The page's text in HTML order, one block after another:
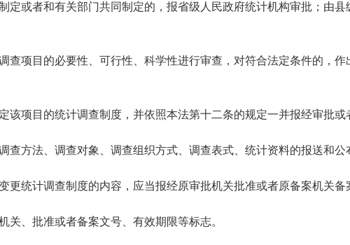
定或者和有关部门共同制定的，报省级人民政府统计机构审批；由
查项目的必要性、可行性、科学性进行审查，对符合法定条件的，
该项目的统计调查制度，并依照本法第十二条的规定一并报经审批或
方法、调查对象、调查组织方式、调查表式、统计资料的报送和公
统计调查制度的内容，应当报经原审批机关批准或者原备案机关备
关、批准或者备案文号、有效期限等标志。